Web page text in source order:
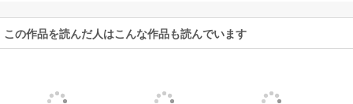
この作品を読んだ人はこんな作品も読んでいます